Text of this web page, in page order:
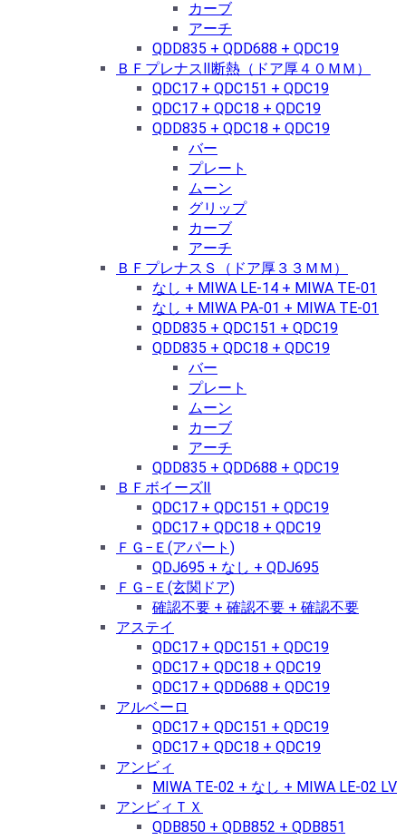
カーブ
アーチ
QDD835 + QDD688 + QDC19
ＢＦプレナスⅡ断熱（ドア厚４０ＭＭ）
QDC17 + QDC151 + QDC19
QDC17 + QDC18 + QDC19
QDD835 + QDC18 + QDC19
バー
プレート
ムーン
グリップ
カーブ
アーチ
ＢＦプレナスＳ（ドア厚３３ＭＭ）
なし + MIWA LE-14 + MIWA TE-01
なし + MIWA PA-01 + MIWA TE-01
QDD835 + QDC151 + QDC19
QDD835 + QDC18 + QDC19
バー
プレート
ムーン
カーブ
アーチ
QDD835 + QDD688 + QDC19
ＢＦボイーズⅡ
QDC17 + QDC151 + QDC19
QDC17 + QDC18 + QDC19
ＦＧ−Ｅ(アパート)
QDJ695 + なし + QDJ695
ＦＧ−Ｅ(玄関ドア)
確認不要 + 確認不要 + 確認不要
アステイ
QDC17 + QDC151 + QDC19
QDC17 + QDC18 + QDC19
QDC17 + QDD688 + QDC19
アルベーロ
QDC17 + QDC151 + QDC19
QDC17 + QDC18 + QDC19
アンビィ
MIWA TE-02 + なし + MIWA LE-02 LV
アンビィＴＸ
QDB850 + QDB852 + QDB851